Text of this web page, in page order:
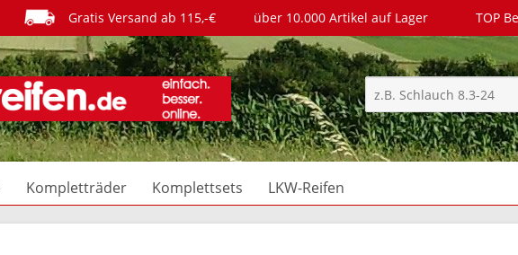
Gratis Versand ab 115,-€ über 10.000 Artikel auf Lager TOP
Kompletträder Komplettsets LKW-Reifen